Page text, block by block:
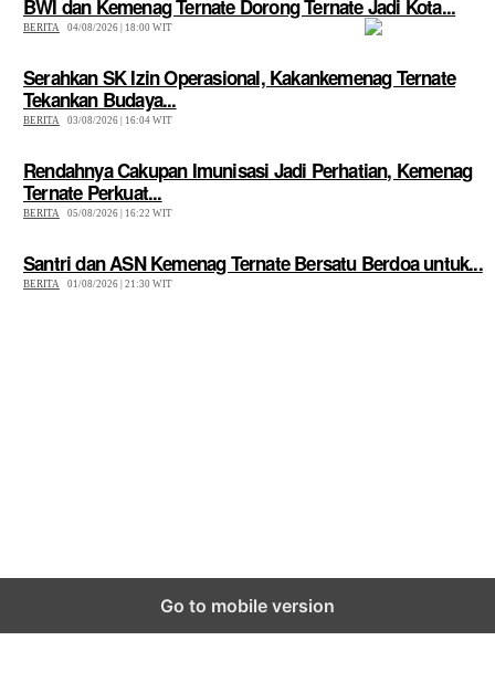
BWI dan Kemenag Ternate Dorong Ternate Jadi Kota...
BERITA 04/08/2026 | 18:00 WIT
Serahkan SK Izin Operasional, Kakankemenag Ternate
Tekankan Budaya...
BERITA 03/08/2026 | 16:04 WIT
Rendahnya Cakupan Imunisasi Jadi Perhatian, Kemenag
Ternate Perkuat...
BERITA 05/08/2026 | 16:22 WIT
Santri dan ASN Kemenag Ternate Bersatu Berdoa untuk...
BERITA 01/08/2026 | 21:30 WIT
Go to mobile version